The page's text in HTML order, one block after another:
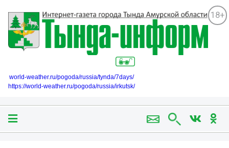
18+
world-weather.ru/pogoda/russia/tynda/7days/
https://world-weather.ru/pogoda/russia/irkutsk/